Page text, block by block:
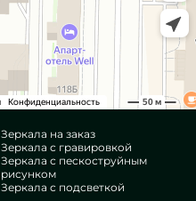
Зеркала на заказ
Зеркала с гравировкой
Зеркала с пескоструйным
рисунком
Зеркала с подсветкой